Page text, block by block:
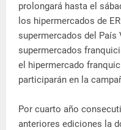
prolongará hasta el
los hipermercados de
supermercados del País
supermercados
el hipermercado
participarán en la
Por cuarto año
anteriores ediciones la